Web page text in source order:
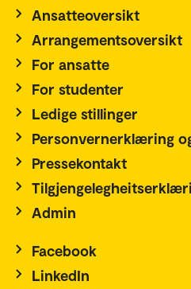
Ansatteoversikt
Arrangementsoversikt
For ansatte
For studenter
Ledige stillinger
Personvernerklæring
Pressekontakt
Admin
Facebook
LinkedIn